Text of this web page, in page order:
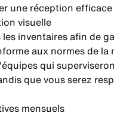
une réception
visuelle
inventaires afin de
aux normes de la
qui
que vous serez
mensuels